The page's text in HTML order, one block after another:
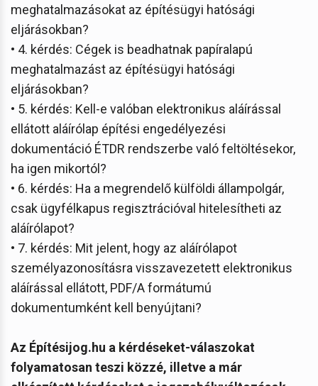
meghatalmazásokat az építésügyi hatósági
eljárásokban?
• 4. kérdés: Cégek is beadhatnak papíralapú
meghatalmazást az építésügyi hatósági
eljárásokban?
• 5. kérdés: Kell-e valóban elektronikus aláírással
ellátott aláírólap építési engedélyezési
dokumentáció ÉTDR rendszerbe való feltöltésekor,
ha igen mikortól?
• 6. kérdés: Ha a megrendelő külföldi állampolgár,
csak ügyfélkapus regisztrációval hitelesítheti az
aláírólapot?
• 7. kérdés: Mit jelent, hogy az aláírólapot
személyazonosításra visszavezetett elektronikus
aláírással ellátott, PDF/A formátumú
dokumentumként kell benyújtani?
Az Építésijog.hu a kérdéseket-válaszokat
folyamatosan teszi közzé, illetve a már